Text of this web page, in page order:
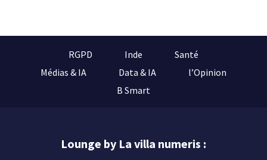
RGPD Inde
Santé
Médias & IA
Data & IA
l’Opinion
B Smart
Lounge by La villa numeris :